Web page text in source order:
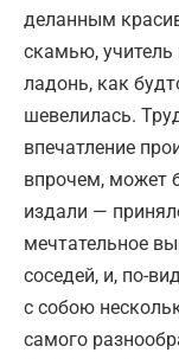
деланным
скамью,
ладонь, как
шевелилась.
впечатление
впрочем, может
издали —
мечтательное
соседей, и, по-
с собою
самого